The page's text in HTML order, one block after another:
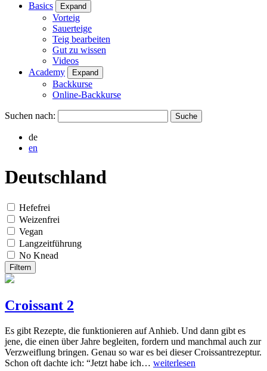
Basics
Expand
Vorteig
Sauerteige
Teig bearbeiten
Gut zu wissen
Videos
Academy
Expand
Backkurse
Online-Backkurse
Suchen nach:
de
en
Deutschland
Hefefrei
Weizenfrei
Vegan
Langzeitführung
No Knead
Filtern
Croissant 2
Es gibt Rezepte, die funktionieren auf Anhieb. Und dann gibt es
jene, die einen über Jahre begleiten, fordern und manchmal auch zur
Verzweiflung bringen. Genau so war es bei dieser Croissantrezeptur.
Schon oft dachte ich: “Jetzt habe ich… weiterlesen